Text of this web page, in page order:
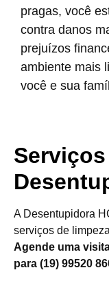
pragas, você
contra danos
prejuízos
ambiente mais
você e sua
A Desentupidora
serviços de
Agende uma
para (19) 99520